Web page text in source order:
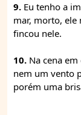
9. Eu tenho a
mar, morto, ele
fincou nele.
10. Na cena
nem um vento
porém uma